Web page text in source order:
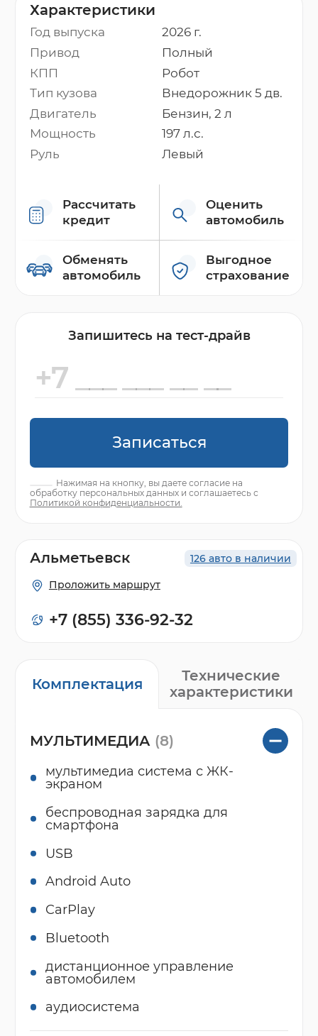
Характеристики
Год выпуска
2026 г.
Привод
Полный
КПП
Робот
Тип кузова
Внедорожник 5 дв.
Двигатель
Бензин, 2 л
Мощность
197 л.с.
Руль
Левый
Рассчитать
кредит
Оценить
автомобиль
Обменять
автомобиль
Выгодное
страхование
Запишитесь на тест-драйв
Записаться
Нажимая на кнопку, вы даете согласие на
обработку персональных данных и соглашаетесь с
Политикой конфиденциальности.
Комплектация
Технические
характеристики
МУЛЬТИМЕДИА (8)
мультимедиа система с ЖК-
экраном
беспроводная зарядка для
смартфона
USB
Android Auto
CarPlay
Bluetooth
дистанционное управление
автомобилем
аудиосистема
126 авто в наличии
Альметьевск
Проложить маршрут
+7 (855) 336-92-32